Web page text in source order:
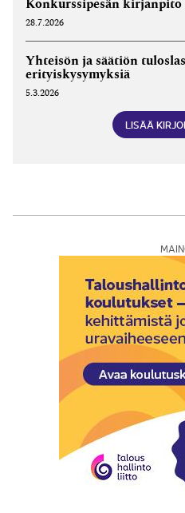
Konkurssipesän kirjanpito
28.7.2026
Yhteisön ja säätiön
erityiskysymyksiä
5.3.2026
LISÄÄ